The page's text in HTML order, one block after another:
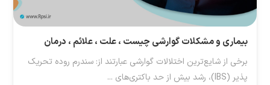
بیماری و مشکلات گوارشی چیست ، علت ، علائم ، درمان
برخی از شایع‌ترین اختلالات گوارشی عبارتند از: سندرم روده تحریک
پذیر (IBS)، رشد بیش از حد باکتری‌های ...